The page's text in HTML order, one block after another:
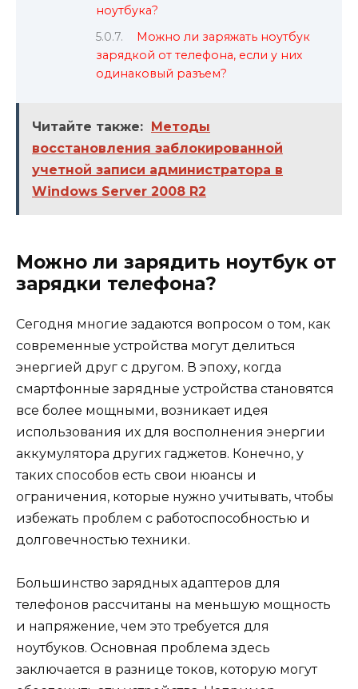
ноутбука?
Можно ли заряжать ноутбук
зарядкой от телефона, если у них
одинаковый разъем?
Читайте также: Методы
восстановления заблокированной
учетной записи администратора в
Windows Server 2008 R2
Можно ли зарядить ноутбук от
зарядки телефона?
Сегодня многие задаются вопросом о том, как
современные устройства могут делиться
энергией друг с другом. В эпоху, когда
смартфонные зарядные устройства становятся
все более мощными, возникает идея
использования их для восполнения энергии
аккумулятора других гаджетов. Конечно, у
таких способов есть свои нюансы и
ограничения, которые нужно учитывать, чтобы
избежать проблем с работоспособностью и
долговечностью техники.
Большинство зарядных адаптеров для
телефонов рассчитаны на меньшую мощность
и напряжение, чем это требуется для
ноутбуков. Основная проблема здесь
заключается в разнице токов, которую могут